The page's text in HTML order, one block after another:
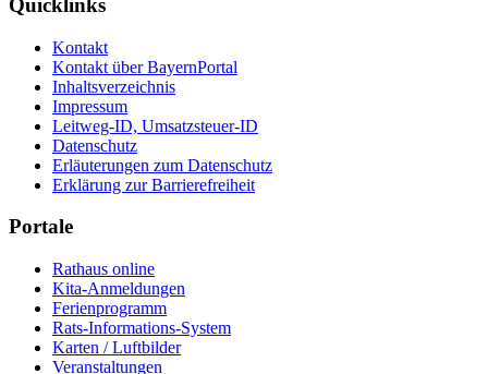
Quicklinks
Kontakt
Kontakt über BayernPortal
Inhaltsverzeichnis
Impressum
Leitweg-ID, Umsatzsteuer-ID
Datenschutz
Erläuterungen zum Datenschutz
Erklärung zur Barrierefreiheit
Portale
Rathaus online
Kita-Anmeldungen
Ferienprogramm
Rats-Informations-System
Karten / Luftbilder
Veranstaltungen